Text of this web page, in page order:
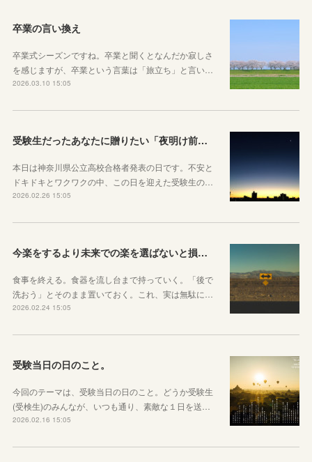
卒業の言い換え
卒業式シーズンですね。卒業と聞くとなんだか寂しさ
を感じますが、卒業という言葉は「旅立ち」と言い…
2026.03.10 15:05
受験生だったあなたに贈りたい「夜明け前」のお話
本日は神奈川県公立高校合格者発表の日です。不安と
ドキドキとワクワクの中、この日を迎えた受験生の…
2026.02.26 15:05
今楽をするより未来での楽を選ばないと損をしてしまうかもしれない理由
食事を終える。食器を流し台まで持っていく。「後で
洗おう」とそのまま置いておく。これ、実は無駄に…
2026.02.24 15:05
受験当日の日のこと。
今回のテーマは、受験当日の日のこと。どうか受験生
(受検生)のみんなが、いつも通り、素敵な１日を送…
2026.02.16 15:05